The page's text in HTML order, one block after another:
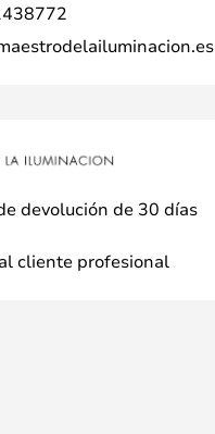
devolución de 30 días
cliente profesional